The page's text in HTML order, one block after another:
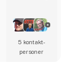
5 kontakt­
personer